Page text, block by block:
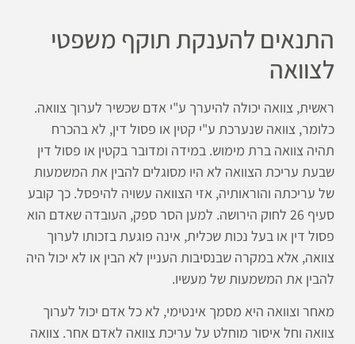
התנאים להענקת תוקף משפטי
לצוואה
ראשית, צוואה יכולה להיערך ע"י אדם שכשיר לערוך צוואה.
כלומר, צוואה שנערכת ע"י קטין או פסול דין, לא בהכרח
תהיה צוואה ברת מימוש. במידה ומדובר בקטין או פסול דין
שבעת עריכת הצוואה לא היו מסוגלים להבין את המשמעות
של עריכתה והוראותיה, אזי הצוואה עשויה להיפסל. כך קובע
סעיף 26 לחוק הירושה. למען הסר ספק, העובדה שאדם הוא
פסול דין או בעל נכות שכלית, אינה פוגעת בזכותו לערוך
צוואה, אלא במקרה שבנסיבות העניין לא הבין או לא יכול היה
להבין את המשמעות של מעשיו.
מאחר וצוואה היא מסמך אינטימי, לא כל אדם יכול לערוך
צוואה וחל איסור מוחלט על עריכת צוואה לאדם אחר. צוואה